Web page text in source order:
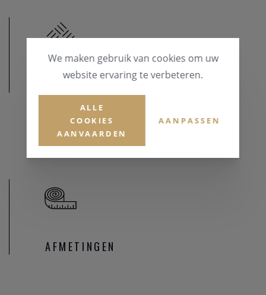
MATERIAAL & KLEUR
Goud 18 karaat
AFMETINGEN
We maken gebruik van cookies om uw
website ervaring te verbeteren.
ALLE
COOKIES
AANVAARDEN
AANPASSEN